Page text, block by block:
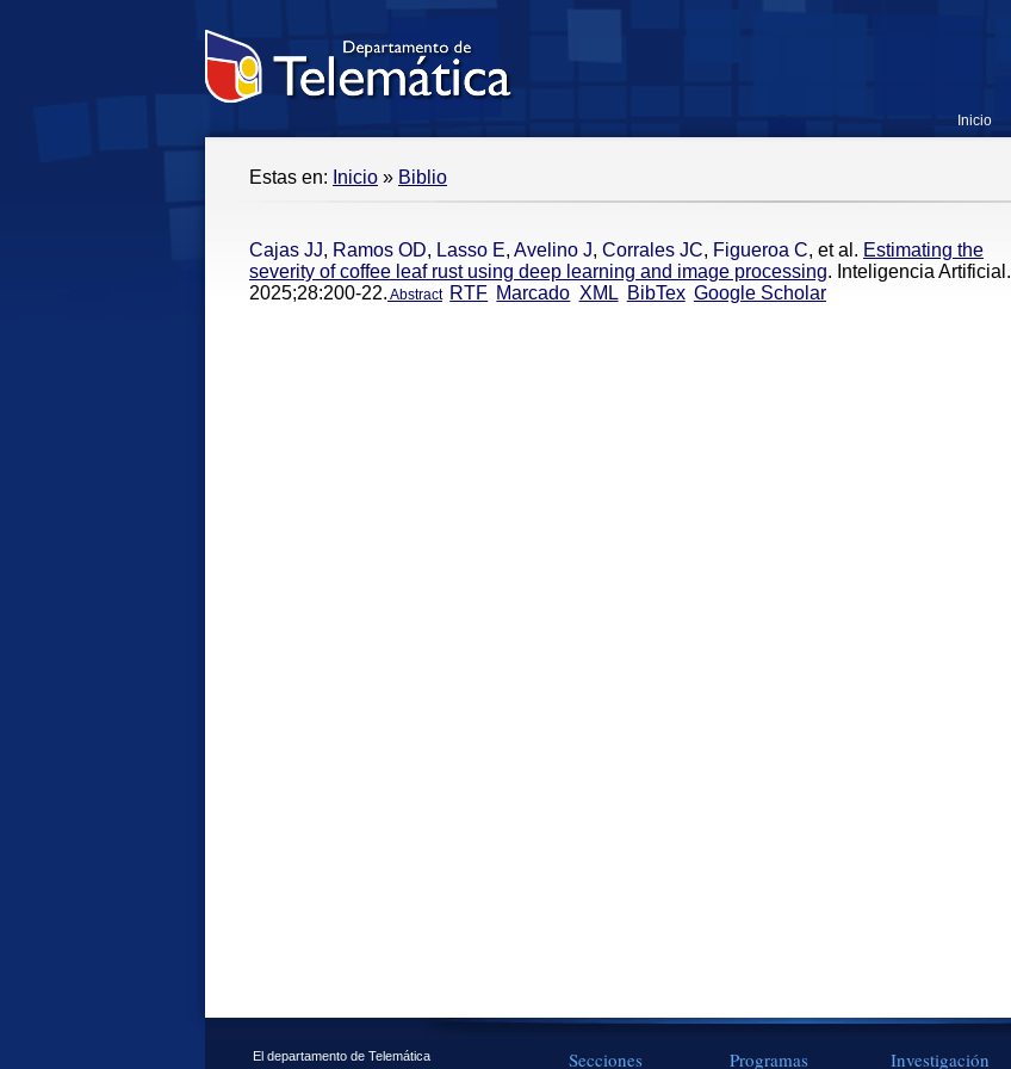
Inicio
Estas en: Inicio » Biblio
Cajas JJ, Ramos OD, Lasso E, Avelino J, Corrales JC, Figueroa C, et al. Estimating the
severity of coffee leaf rust using deep learning and image processing. Inteligencia Artificial.
2025;28:200-22. Abstract RTF Marcado XML BibTex Google Scholar
El departamento de Telemática
Secciones Programas Investigación